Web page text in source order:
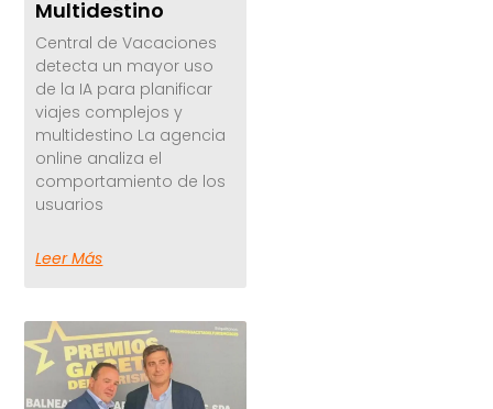
Multidestino
Central de Vacaciones
detecta un mayor uso
de la IA para planificar
viajes complejos y
multidestino La agencia
online analiza el
comportamiento de los
usuarios
Leer Más